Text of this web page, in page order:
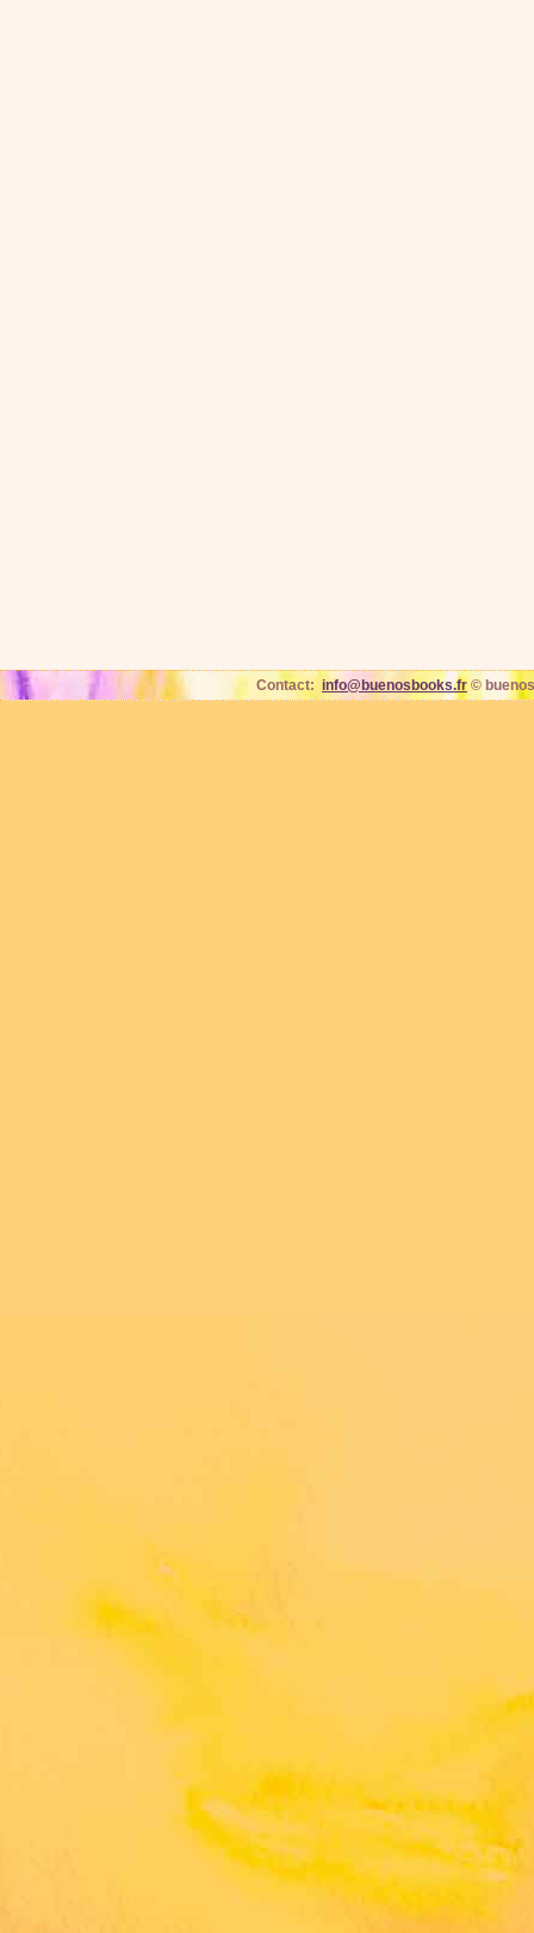
Contact: info@buenosbooks.fr©